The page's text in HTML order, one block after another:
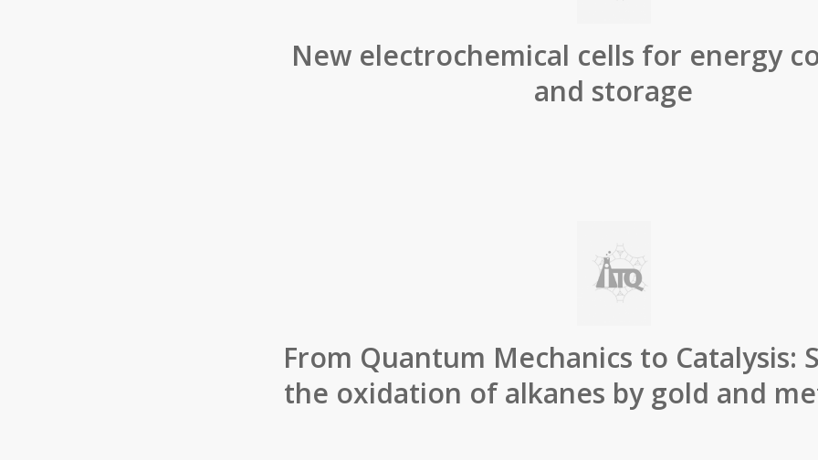
New electrochemical cells for energy
and storage
From Quantum Mechanics to Catalysis:
the oxidation of alkanes by gold and